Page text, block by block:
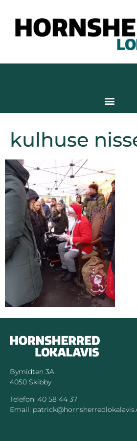
kulhuse
Bymidten 3A
4050 Skibby
Telefon: 40 58 44 37
Email: